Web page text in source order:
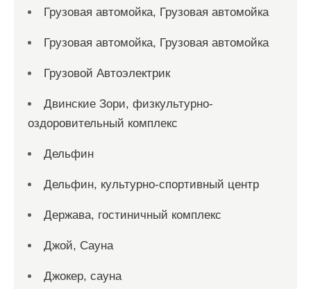
Грузовая автомойка, Грузовая автомойка
Грузовая автомойка, Грузовая автомойка
Грузовой Автоэлектрик
Двинские Зори, физкультурно-
оздоровительный комплекс
Дельфин
Дельфин, культурно-спортивный центр
Держава, гостиничный комплекс
Джой, Сауна
Джокер, сауна